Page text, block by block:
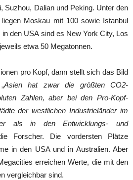
Suzhou, Dalian und Peking. Unter den
Moskau mit 100 sowie Istanbul
den USA sind es New York City, Los
etwa 50 Megatonnen.
pro Kopf, dann stellt sich das Bild
Asien hat zwar die größten CO2-
Zahlen, aber bei den Pro-Kopf-
der westlichen Industrieländer im
als in den Entwicklungs- und
Forscher. Die vordersten Plätze
in den USA und in Australien. Aber
erreichen Werte, die mit den
vergleichbar sind.